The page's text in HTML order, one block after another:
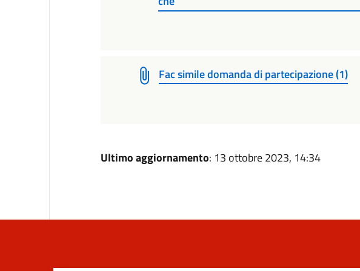
Fac simile domanda di partecipazione (1)
Ultimo aggiornamento: 13 ottobre 2023, 14:34